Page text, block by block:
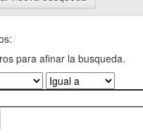
para afinar la busqueda.